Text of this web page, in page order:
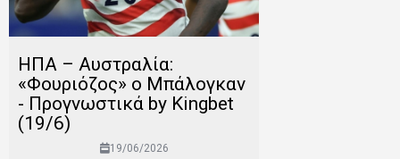
ΗΠΑ – Αυστραλία:
«Φουριόζος» ο Μπάλογκαν
- Προγνωστικά by Kingbet
(19/6)
19/06/2026